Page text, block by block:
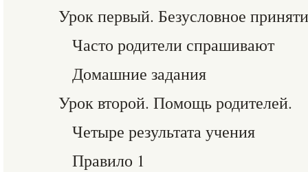
Урок первый. Безусловное
Часто родители спрашивают
Домашние задания
Урок второй. Помощь родителей.
Четыре результата учения
Правило 1